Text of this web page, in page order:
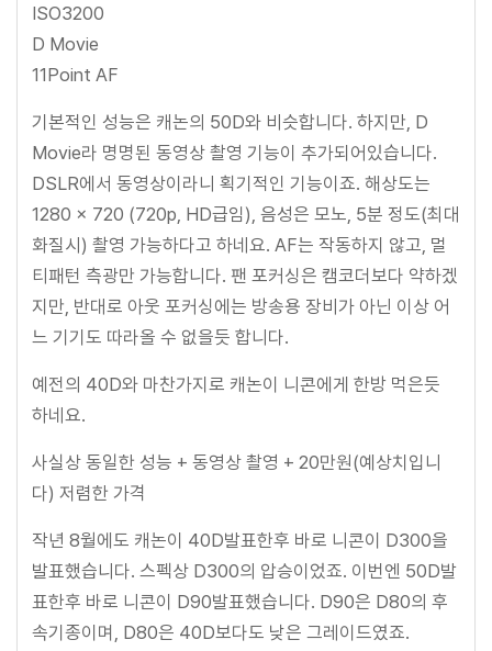
ISO3200
D Movie
11Point AF
기본적인 성능은 캐논의 50D와 비슷합니다. 하지만, D
Movie라 명명된 동영상 촬영 기능이 추가되어있습니다.
DSLR에서 동영상이라니 획기적인 기능이죠. 해상도는
1280 × 720 (720p, HD급임), 음성은 모노, 5분 정도(최대
화질시) 촬영 가능하다고 하네요. AF는 작동하지 않고, 멀
티패턴 측광만 가능합니다. 팬 포커싱은 캠코더보다 약하겠
지만, 반대로 아웃 포커싱에는 방송용 장비가 아닌 이상 어
느 기기도 따라올 수 없을듯 합니다.
예전의 40D와 마찬가지로 캐논이 니콘에게 한방 먹은듯
하네요.
사실상 동일한 성능 + 동영상 촬영 + 20만원(예상치입니
다) 저렴한 가격
작년 8월에도 캐논이 40D발표한후 바로 니콘이 D300을
발표했습니다. 스펙상 D300의 압승이었죠. 이번엔 50D발
표한후 바로 니콘이 D90발표했습니다. D90은 D80의 후
속기종이며, D80은 40D보다도 낮은 그레이드였죠.